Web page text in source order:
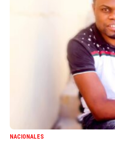
NACIONALES